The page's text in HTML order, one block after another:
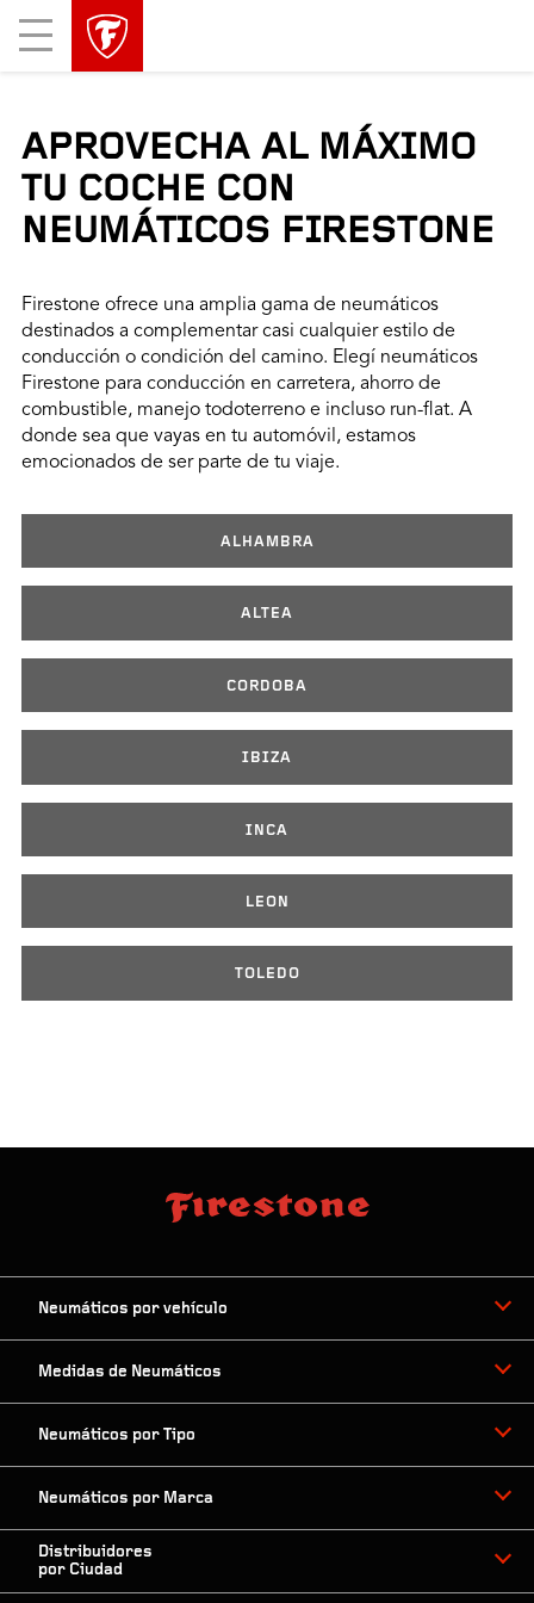
Mobile
Menu
APROVECHA AL MÁXIMO
TU COCHE CON
NEUMÁTICOS FIRESTONE
Firestone ofrece una amplia gama de neumáticos
destinados a complementar casi cualquier estilo de
conducción o condición del camino. Elegí neumáticos
Firestone para conducción en carretera, ahorro de
combustible, manejo todoterreno e incluso run-flat. A
donde sea que vayas en tu automóvil, estamos
emocionados de ser parte de tu viaje.
ALHAMBRA
ALTEA
CORDOBA
IBIZA
INCA
LEON
TOLEDO
Neumáticos por vehículo
Medidas de Neumáticos
Neumáticos por Tipo
Neumáticos por Marca
Distribuidores
por Ciudad